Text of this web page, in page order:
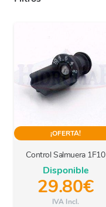
¡OFERTA!
Control Salmuera 1F10
Disponible
29.80€
IVA Incl.